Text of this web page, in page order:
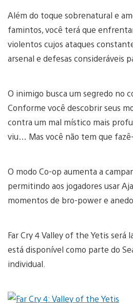
Além do toque sobrenatural e
famintos, você terá que
violentos cujos ataques
arsenal e defesas consideráveis
O inimigo busca um segredo no
Conforme você descobrir seus
contra um mal místico mais
viu… Mas você não tem que
O modo Co-op aumenta a
permitindo aos jogadores usar
momentos de bro-power e
Far Cry 4 Valley of the Yetis será
está disponível como parte do
individual.